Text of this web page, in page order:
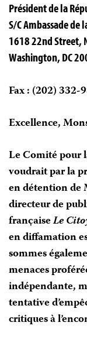
Président de la
S/C Ambassade
1618 22nd Street,
Washington, DC
Fax : (202) 332-
Excellence,
Le Comité pour
voudrait par la
en détention de
directeur de
françaiseLe
en diffamation
sommes
menaces
indépendante,
tentative
critiques à